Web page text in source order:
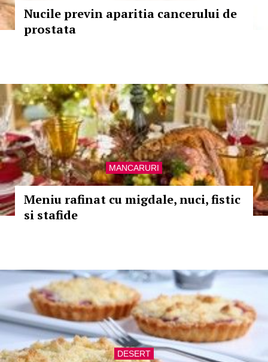
Nucile previn aparitia cancerului de
prostata
MANCARURI
Meniu rafinat cu migdale, nuci, fistic
si stafide
DESERT